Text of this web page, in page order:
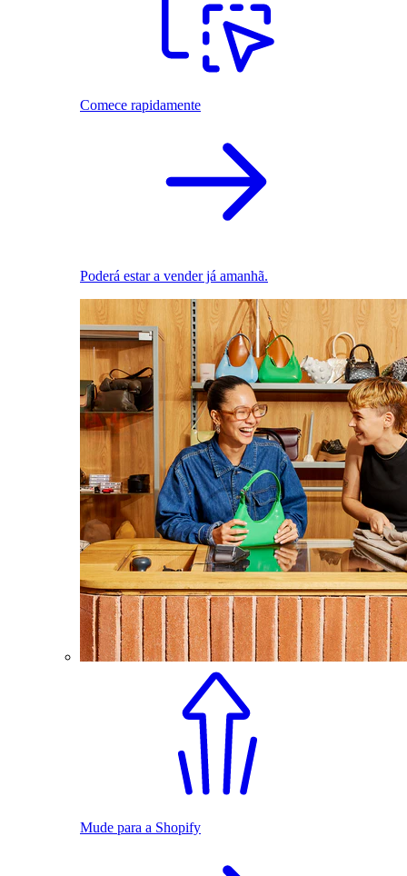
Comece rapidamente
Poderá estar a vender já amanhã.
Mude para a Shopify